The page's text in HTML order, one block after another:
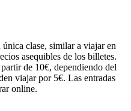
clase, similar a viajar en
asequibles de los billetes.
de 10€, dependiendo del
viajar por 5€. Las entradas
online.